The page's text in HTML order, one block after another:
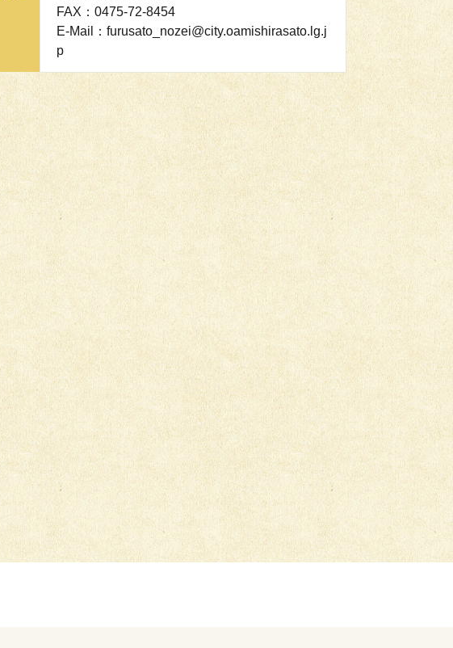
FAX：0475-72-8454
E-Mail：furusato_nozei@city.oamishirasato.lg.j
p